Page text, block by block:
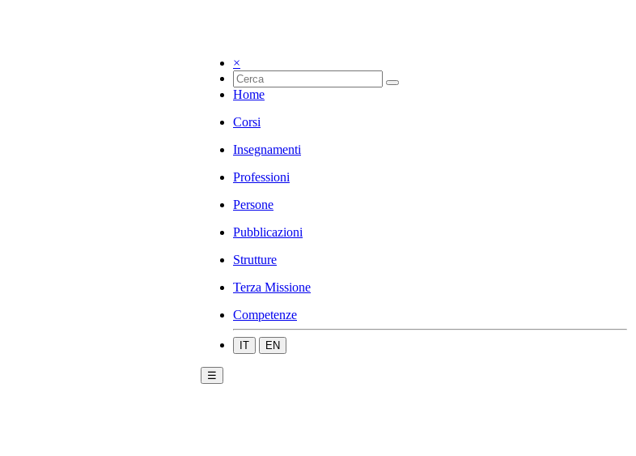
×
Home
Corsi
Insegnamenti
Professioni
Persone
Pubblicazioni
Strutture
Terza Missione
Competenze
IT EN
☰